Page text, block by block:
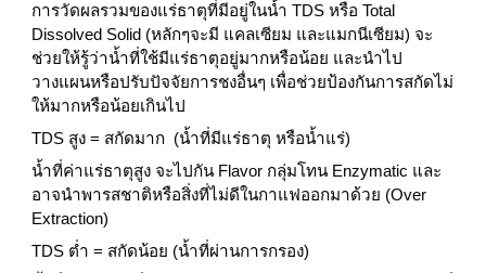
การวัดผลรวมของแร่ธาตุที่มีอยู่ในน้ำ TDS หรือ Total
Dissolved Solid (หลักๆจะมี แคลเซียม และแมกนีเซียม) จะ
ช่วยให้รู้ว่าน้ำที่ใช้มีแร่ธาตุอยู่มากหรือน้อย และนำไป
วางแผนหรือปรับปัจจัยการชงอื่นๆ เพื่อช่วยป้องกันการสกัดไม่
ให้มากหรือน้อยเกินไป
TDS สูง = สกัดมาก  (น้ำที่มีแร่ธาตุ หรือน้ำแร่)
น้ำที่ค่าแร่ธาตุสูง จะไปกัน Flavor กลุ่มโทน Enzymatic และ
อาจนำพารสชาติหรือสิ่งที่ไม่ดีในกาแฟออกมาด้วย (Over
Extraction)
TDS ต่ำ = สกัดน้อย (น้ำที่ผ่านการกรอง)